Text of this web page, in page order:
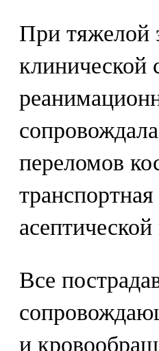
При тяжелой
клинической
переломов
Все
и